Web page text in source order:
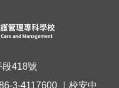
418號
3-4117600 ｜校安中